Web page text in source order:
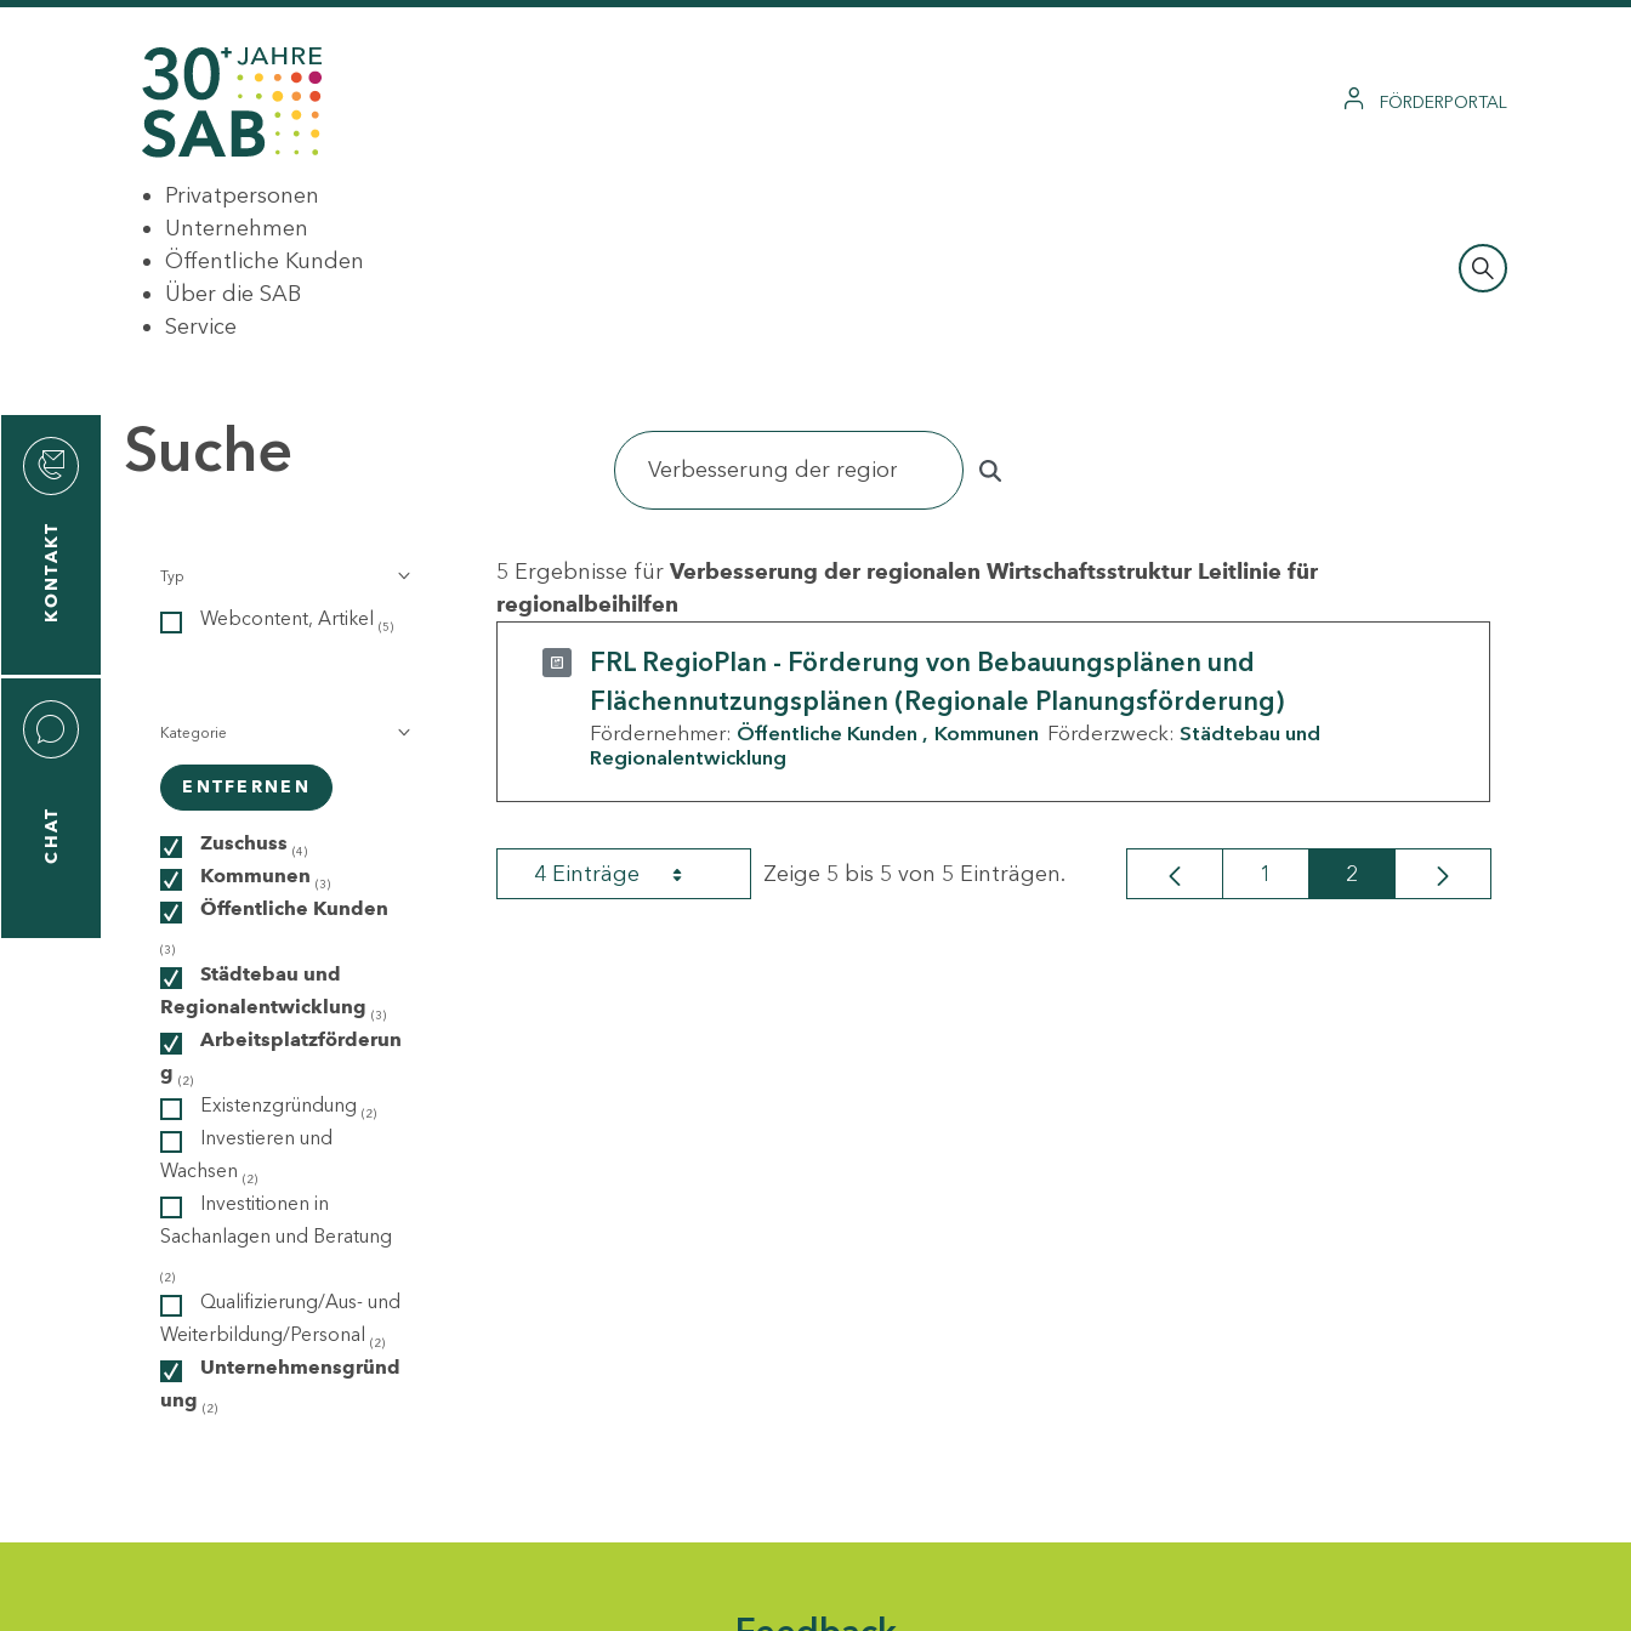
FÖRDERPORTAL
Privatpersonen
Unternehmen
Öffentliche Kunden
Über die SAB
Service
KONTAKT
CHAT
Suche
Typ
Webcontent, Artikel (5)
Kategorie
ENTFERNEN
Zuschuss (4)
Kommunen (3)
Öffentliche Kunden
(3)
Städtebau und
Regionalentwicklung (3)
Arbeitsplatzförderun
g (2)
Existenzgründung (2)
Investieren und
Wachsen (2)
Investitionen in
Sachanlagen und Beratung
(2)
Qualifizierung/Aus- und
Weiterbildung/Personal (2)
Unternehmensgründ
ung (2)
5 Ergebnisse für Verbesserung der regionalen Wirtschaftsstruktur Leitlinie für
regionalbeihilfen
FRL RegioPlan - Förderung von Bebauungsplänen und
Flächennutzungsplänen (Regionale Planungsförderung)
Fördernehmer: Öffentliche Kunden Kommunen Förderzweck: Städtebau und
Regionalentwicklung
4 Einträge Zeige 5 bis 5 von 5 Einträgen. Seite
1 Seite
2